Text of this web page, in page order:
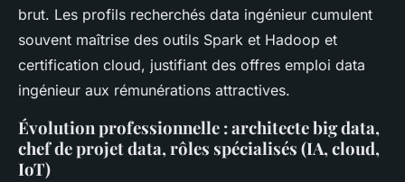
brut. Les profils recherchés data ingénieur cumulent
souvent maîtrise des outils Spark et Hadoop et
certification cloud, justifiant des offres emploi data
ingénieur aux rémunérations attractives.
Évolution professionnelle : architecte big data,
chef de projet data, rôles spécialisés (IA, cloud,
IoT)